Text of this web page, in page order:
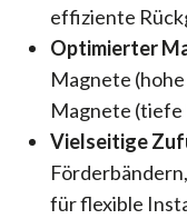
effiziente
Optimierter
Magnete
Magnete
Vielseitige
für flexible